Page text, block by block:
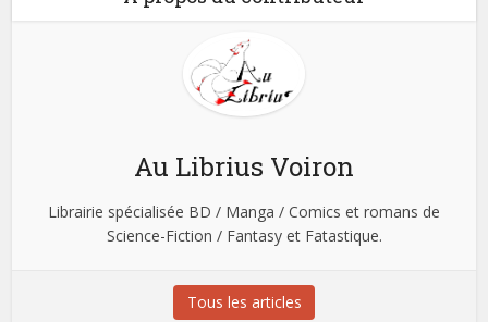
Au Librius Voiron
Librairie spécialisée BD / Manga / Comics et romans de
Science-Fiction / Fantasy et Fatastique.
Tous les articles